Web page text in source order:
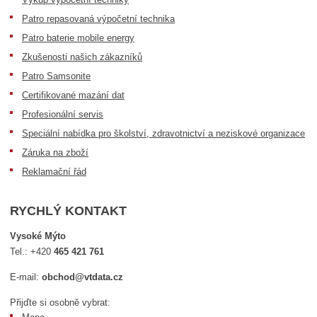
Patro repasovaná výpočetní technika
Patro baterie mobile energy
Zkušenosti našich zákazníků
Patro Samsonite
Certifikované mazání dat
Profesionální servis
Speciální nabídka pro školství, zdravotnictví a neziskové organizace
Záruka na zboží
Reklamační řád
RYCHLÝ KONTAKT
Vysoké Mýto
Tel.:+420465 421 761
E-mail:obchod@vtdata.cz
Přijďte si osobně vybrat: